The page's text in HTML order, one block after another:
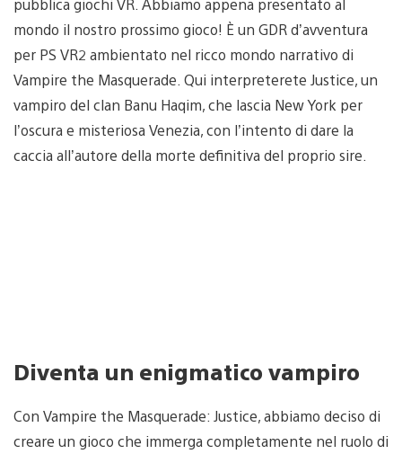
mondo il nostro prossimo gioco! È un GDR d’avventura
per PS VR2 ambientato nel ricco mondo narrativo di
Vampire the Masquerade. Qui interpreterete Justice, un
vampiro del clan Banu Haqim, che lascia New York per
l’oscura e misteriosa Venezia, con l’intento di dare la
caccia all’autore della morte definitiva del proprio sire.
Diventa un enigmatico vampiro
Con Vampire the Masquerade: Justice, abbiamo deciso di
creare un gioco che immerga completamente nel ruolo di